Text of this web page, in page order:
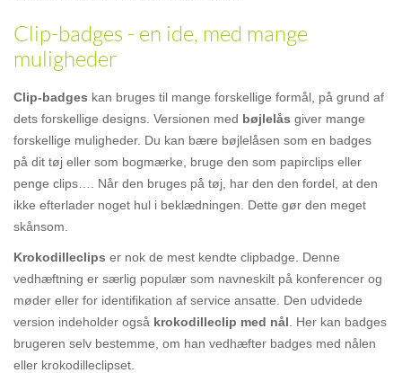
Clip-badges - en ide, med mange
muligheder
Clip-badges kan bruges til mange forskellige formål, på grund af
dets forskellige designs. Versionen med bøjlelås giver mange
forskellige muligheder. Du kan bære bøjlelåsen som en badges
på dit tøj eller som bogmærke, bruge den som papirclips eller
penge clips…. Når den bruges på tøj, har den den fordel, at den
ikke efterlader noget hul i beklædningen. Dette gør den meget
skånsom.
Krokodilleclips er nok de mest kendte clipbadge. Denne
vedhæftning er særlig populær som navneskilt på konferencer og
møder eller for identifikation af service ansatte. Den udvidede
version indeholder også krokodilleclip med nål . Her kan badges
brugeren selv bestemme, om han vedhæfter badges med nålen
eller krokodilleclipset.